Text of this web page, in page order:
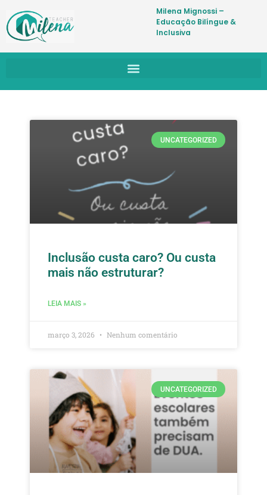
Milena Mignossi –
Educação Bilíngue &
Inclusiva
UNCATEGORIZED
Inclusão custa caro? Ou custa
mais não estruturar?
LEIA MAIS »
março 3, 2026 Nenhum comentário
UNCATEGORIZED